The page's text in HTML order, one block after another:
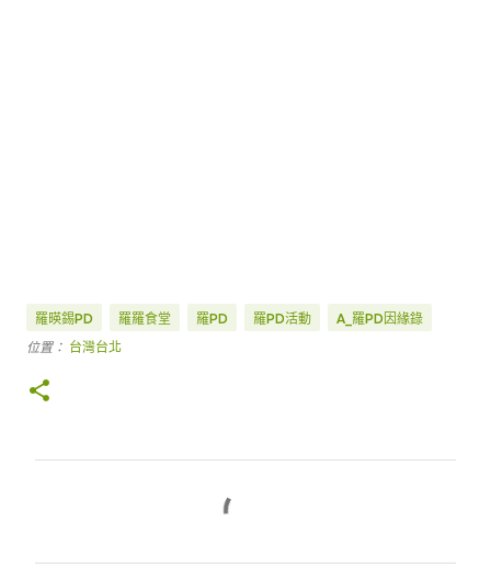
羅暎錫PD 羅羅食堂 羅PD 羅PD活動 A_羅PD因緣錄
位置： 台灣台北